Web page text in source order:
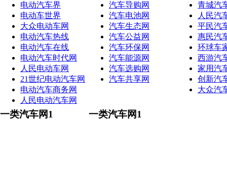
电动汽车界
电动车世界
大众电动车网
电动汽车热线
电动汽车在线
电动汽车时代网
人民电动车网
21世纪电动汽车网
电动汽车商务网
人民电动汽车网
汽车导购网
汽车电池网
汽车生态网
汽车公益网
汽车环保网
汽车能源网
汽车选购网
汽车共享网
青城汽
人民汽
平民汽
惠民汽
环球车
西游汽
家用汽
创新汽
大众汽
一类汽车网1 一类汽车网1